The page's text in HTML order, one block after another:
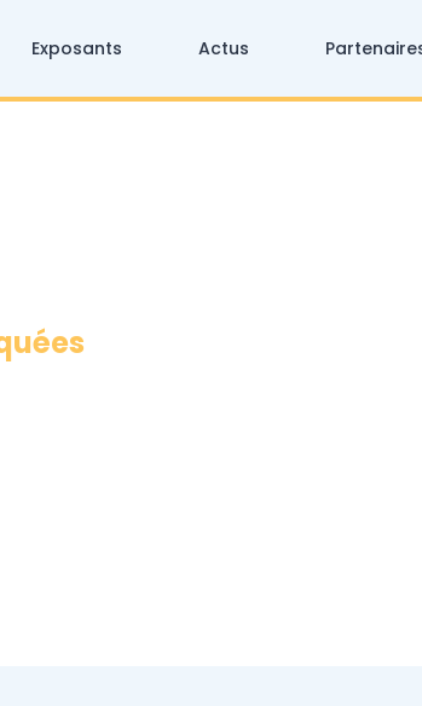
Exposants Actus